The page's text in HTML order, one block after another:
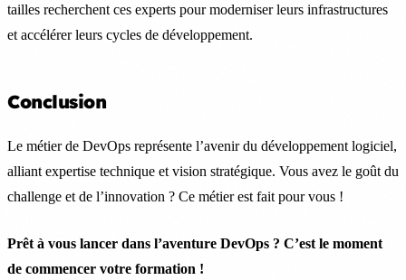
tailles recherchent ces experts pour moderniser leurs infrastructures
et accélérer leurs cycles de développement.
Conclusion
Le métier de DevOps représente l’avenir du développement logiciel,
alliant expertise technique et vision stratégique. Vous avez le goût du
challenge et de l’innovation ? Ce métier est fait pour vous !
Prêt à vous lancer dans l’aventure DevOps ? C’est le moment
de commencer votre formation !